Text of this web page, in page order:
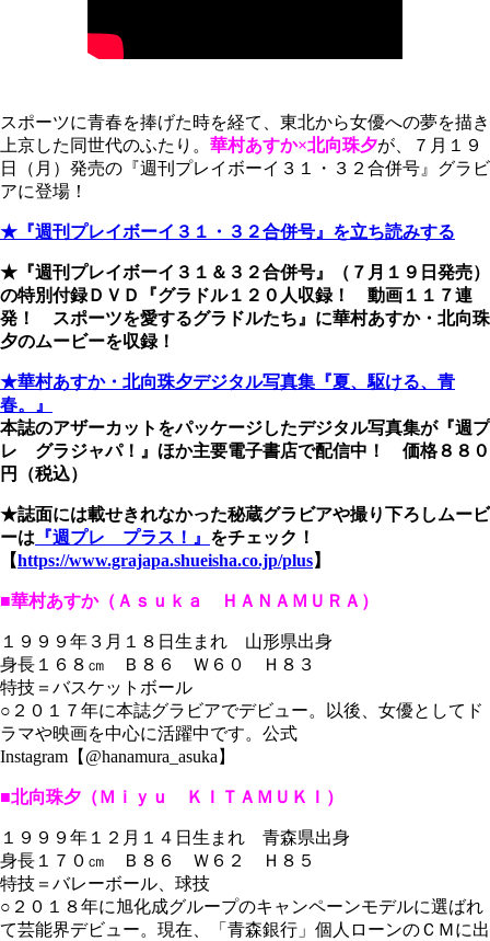
スポーツに青春を捧げた時を経て、東北から女優への夢を描き
上京した同世代のふたり。 華村あすか×北向珠夕が、７月１９
日（月）発売の『週刊プレイボーイ３１・３２合併号』グラビ
アに登場！
★『週刊プレイボーイ３１・３２合併号』を立ち読みする
★『週刊プレイボーイ３１＆３２合併号』（７月１９日発売）
の特別付録ＤＶＤ『グラドル１２０人収録！ 動画１１７連
発！ スポーツを愛するグラドルたち』に華村あすか・北向珠
夕のムービーを収録！
★華村あすか・北向珠夕デジタル写真集『夏、駆ける、青
春。』
本誌のアザーカットをパッケージしたデジタル写真集が『週プ
レ グラジャパ！』ほか主要電子書店で配信中！ 価格８８０
円（税込）
★誌面には載せきれなかった秘蔵グラビアや撮り下ろしムービ
ーは 『週プレ プラス！』 をチェック！
【https://www.grajapa.shueisha.co.jp/plus】
■華村あすか（Ａｓｕｋａ ＨＡＮＡＭＵＲＡ）
１９９９年３月１８日生まれ 山形県出身
身長１６８㎝ Ｂ８６ Ｗ６０ Ｈ８３
特技＝バスケットボール
○２０１７年に本誌グラビアでデビュー。以後、女優としてド
ラマや映画を中心に活躍中です。公式
Instagram【@hanamura_asuka】
■北向珠夕（Ｍｉｙｕ ＫＩＴＡＭＵＫＩ）
１９９９年１２月１４日生まれ 青森県出身
身長１７０㎝ Ｂ８６ Ｗ６２ Ｈ８５
特技＝バレーボール、球技
○２０１８年に旭化成グループのキャンペーンモデルに選ばれ
て芸能界デビュー。現在、「青森銀行」個人ローンのＣＭに出